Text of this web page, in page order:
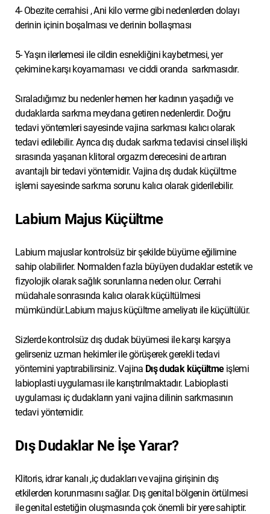
4- Obezite cerrahisi , Ani kilo verme gibi nedenlerden dolayı
derinin içinin boşalması ve derinin bollaşması
5- Yaşın ilerlemesi ile cildin esnekliğini kaybetmesi, yer
çekimine karşı koyamaması ve ciddi oranda sarkmasıdır.
Sıraladığımız bu nedenler hemen her kadının yaşadığı ve
dudaklarda sarkma meydana getiren nedenlerdir. Doğru
tedavi yöntemleri sayesinde vajina sarkması kalıcı olarak
tedavi edilebilir. Ayrıca dış dudak sarkma tedavisi cinsel ilişki
sırasında yaşanan klitoral orgazm derecesini de artıran
avantajlı bir tedavi yöntemidir. Vajina dış dudak küçültme
işlemi sayesinde sarkma sorunu kalıcı olarak giderilebilir.
Labium Majus Küçültme
Labium majuslar kontrolsüz bir şekilde büyüme eğilimine
sahip olabilirler. Normalden fazla büyüyen dudaklar estetik ve
fizyolojik olarak sağlık sorunlarına neden olur. Cerrahi
müdahale sonrasında kalıcı olarak küçültülmesi
mümkündür.Labium majus küçültme ameliyatı ile küçültülür.
Sizlerde kontrolsüz dış dudak büyümesi ile karşı karşıya
gelirseniz uzman hekimler ile görüşerek gerekli tedavi
yöntemini yaptırabilirsiniz. Vajina Dış dudak küçültmeişlemi
labioplasti uygulaması ile karıştırılmaktadır. Labioplasti
uygulaması iç dudakların yani vajina dilinin sarkmasının
tedavi yöntemidir.
Dış Dudaklar Ne İşe Yarar?
Klitoris, idrar kanalı ,iç dudakları ve vajina girişinin dış
etkilerden korunmasını sağlar. Dış genital bölgenin örtülmesi
ile genital estetiğin oluşmasında çok önemli bir yere sahiptir.